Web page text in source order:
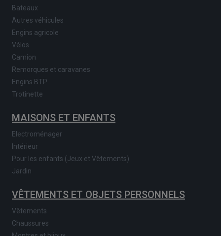
Bateaux
Autres véhicules
Engins agricole
Vélos
Camion
Remorques et caravanes
Engins BTP
Trotinette
MAISONS ET ENFANTS
Electroménager
Intérieur
Pour les enfants (Jeux et Vêtements)
Jardin
VÊTEMENTS ET OBJETS PERSONNELS
Vêtements
Chaussures